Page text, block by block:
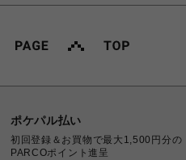
ポケパル払い
初回登録＆お買物で最大1,500円分の
PARCOポイント進呈